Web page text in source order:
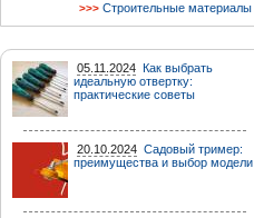
Строительные материалы
05.11.2024 Как выбрать
идеальную отвертку:
практические советы
20.10.2024 Садовый тример:
преимущества и выбор модели